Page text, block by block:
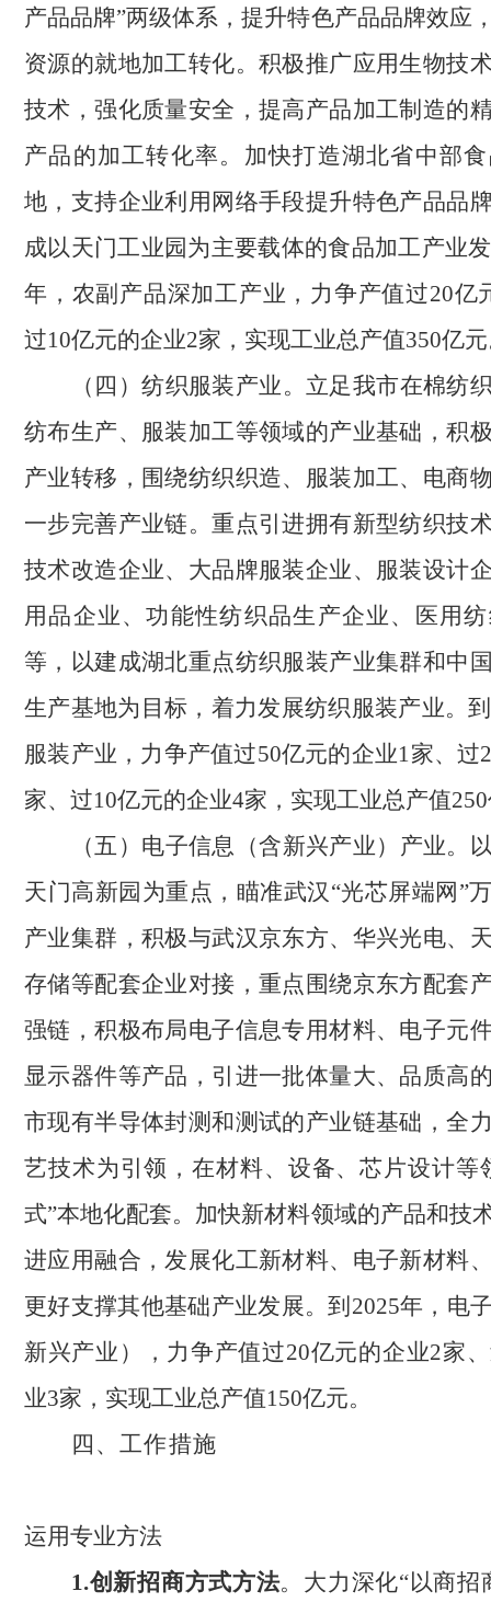
产品品牌”两级体系，提升特色产品品牌效应
资源的就地加工转化。积极推广应用生物技
技术，强化质量安全，提高产品加工制造的
产品的加工转化率。加快打造湖北省中部
地，支持企业利用网络手段提升特色产品品
成以天门工业园为主要载体的食品加工产业
年，农副产品深加工产业，力争产值过20亿
过10亿元的企业2家，实现工业总产值350亿
（ 四 ）纺织服装产业。 立足我市在棉纺
纺布生产、服装加工等领域的产业基础，积
产业转移，围绕纺织织造、服装加工、电商
一步完善产业链。重点引进拥有新型纺织技
技术改造企业、大品牌服装企业、服装设计
用品企业、功能性纺织品生产企业、医用
等，以建成湖北重点纺织服装产业集群和中
生产基地为目标，着力发展纺织服装产业。
服装产业，力争产值过50亿元的企业1家、过
家、过10亿元的企业4家，实现工业总产值
（五 ） 电子信息（含新兴产业）产业。
天门高新园为重点，瞄准武汉“光芯屏端网”
产业集群，积极与武汉京东方、华兴光电、
存储等配套企业对接，重点围绕京东方配套
强链，积极布局电子信息专用材料、电子元
显示器件等产品，引进一批体量大、品质高
市现有半导体封测和测试的产业链基础，全
艺技术为引领，在材料、设备、芯片设计等
式”本地化配套。加快新材料领域的产品和技
进应用融合，发展化工新材料、电子新材料
更好支撑其他基础产业发展。到2025年，电
新兴产业），力争产值过20亿元的企业2家
业3家，实现工业总产值150亿元。
四、工作措施
运用专业方法
1.创新招商方式方法。大力深化“以商招